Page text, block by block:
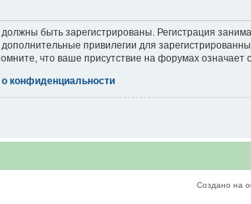
быть зарегистрированы. Регистрация
привилегии для
что ваше присутствие на форумах означает
конфиденциальности
Создано на